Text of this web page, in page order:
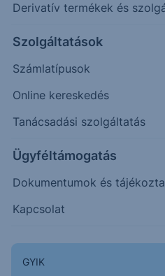
Derivatív termékek és
Szolgáltatások
Számlatípusok
Online kereskedés
Tanácsadási szolgáltatás
Ügyféltámogatás
Dokumentumok és
Kapcsolat
GYIK
Védelmi
rendelkező
Az Erste Strukturált
piaci helyzetekre
A havonta érkező termékek
kiválasztott mögöttes
részesülhetsz, vagy éppen